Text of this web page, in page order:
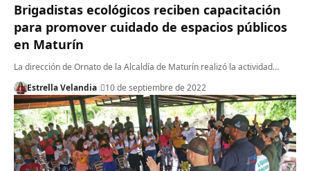
Brigadistas ecológicos reciben capacitación
para promover cuidado de espacios públicos
en Maturín
La dirección de Ornato de la Alcaldía de Maturín realizó la actividad…
Estrella Velandia
10 de septiembre de 2022